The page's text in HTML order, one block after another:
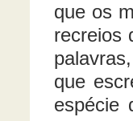
que os
recreios
que
espécie